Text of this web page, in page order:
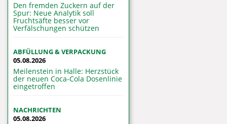
Den fremden Zuckern auf der
Spur: Neue Analytik soll
Fruchtsäfte besser vor
Verfälschungen schützen
ABFÜLLUNG & VERPACKUNG
05.08.2026
Meilenstein in Halle: Herzstück
der neuen Coca-Cola Dosenlinie
eingetroffen
NACHRICHTEN
05.08.2026